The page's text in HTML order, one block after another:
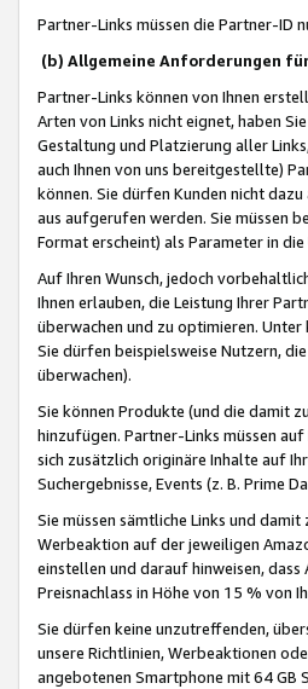
Partner-Links müssen die Partner-ID
(b) Allgemeine Anforderungen
Partner-Links können von Ihnen
Arten von Links nicht eignet, haben
Gestaltung und Platzierung aller
auch Ihnen von uns bereitgestellte)
können. Sie dürfen Kunden nicht
aus aufgerufen werden. Sie müssen
Format erscheint) als Parameter in
Auf Ihren Wunsch, jedoch
Ihnen erlauben, die Leistung Ihrer
überwachen und zu optimieren.
Sie dürfen beispielsweise Nutzern,
überwachen).
Sie können Produkte (und die damit
hinzufügen. Partner-Links müssen
sich zusätzlich originäre Inhalte auf
Suchergebnisse, Events (z. B. Prime
Sie müssen sämtliche Links und
Werbeaktion auf der jeweiligen
einstellen und darauf hinweisen,
Preisnachlass in Höhe von 15 % von
Sie dürfen keine unzutreffenden,
unsere Richtlinien, Werbeaktionen
angebotenen Smartphone mit 64 GB